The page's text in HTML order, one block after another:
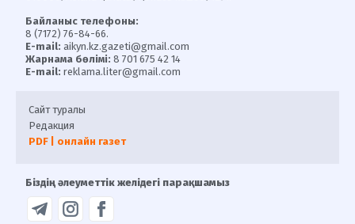
Байланыс телефоны:
8 (7172) 76-84-66.
E-mail: aikyn.kz.gazeti@gmail.com
Жарнама бөлімі: 8 701 675 42 14
E-mail: reklama.liter@gmail.com
Сайт туралы
Редакция
PDF | онлайн газет
Біздің әлеуметтік желідегі парақшамыз